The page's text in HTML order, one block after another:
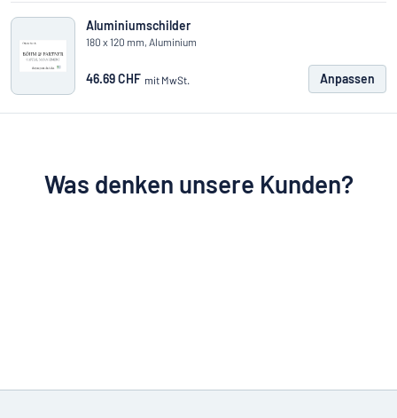
Aluminiumschilder
180 x 120 mm, Aluminium
46.69 CHF mit MwSt. Anpassen
Was denken unsere Kunden?